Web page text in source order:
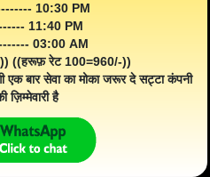
10:30 PM
11:40 PM
03:00 AM
)) ((हरूफ़ रेट 100=960/-))
बार सेवा का मोका जरूर दे सट्टा कंपनी
ज़िम्मेवारी है